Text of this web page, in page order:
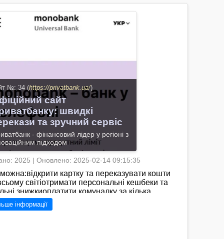
№: 34 (https://privatbank.ua/)
сайт
швидкі
та зручний сервіс
- фінансовий лідер у регіоні з
підходом
2025 | Оновлено: 2025-02-14 09:15:35
картку та переказувати кошти
світіотримати персональні кешбеки та
знижкиоплатити комуналку за кілька
ФОП і вести свої
https://privatbank.ua/ - це офіційний сайт
інформації